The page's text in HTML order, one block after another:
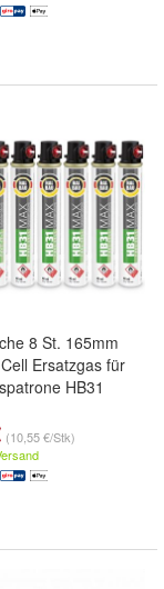
8 St. 165mm
Ersatzgas für
HB31
(10,55 €/Stk)